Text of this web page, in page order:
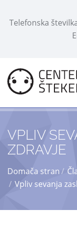
Telefonska
VPLIV
ZDRAVJE
Domača stran
Vpliv sevanja